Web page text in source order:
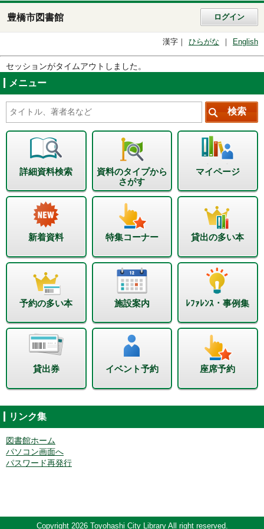
豊橋市図書館 ログイン
漢字 ひらがな English
セッションがタイムアウトしました。
メニュー
詳細資料検索
資料のタイプから
さがす
マイページ
新着資料 特集コーナー 貸出の多い本
予約の多い本 施設案内 ﾚﾌｧﾚﾝｽ・事例集
貸出券 イベント予約 座席予約
リンク集
図書館ホーム
パソコン画面へ
パスワード再発行
Copyright 2026 Toyohashi City Library All right reserved.